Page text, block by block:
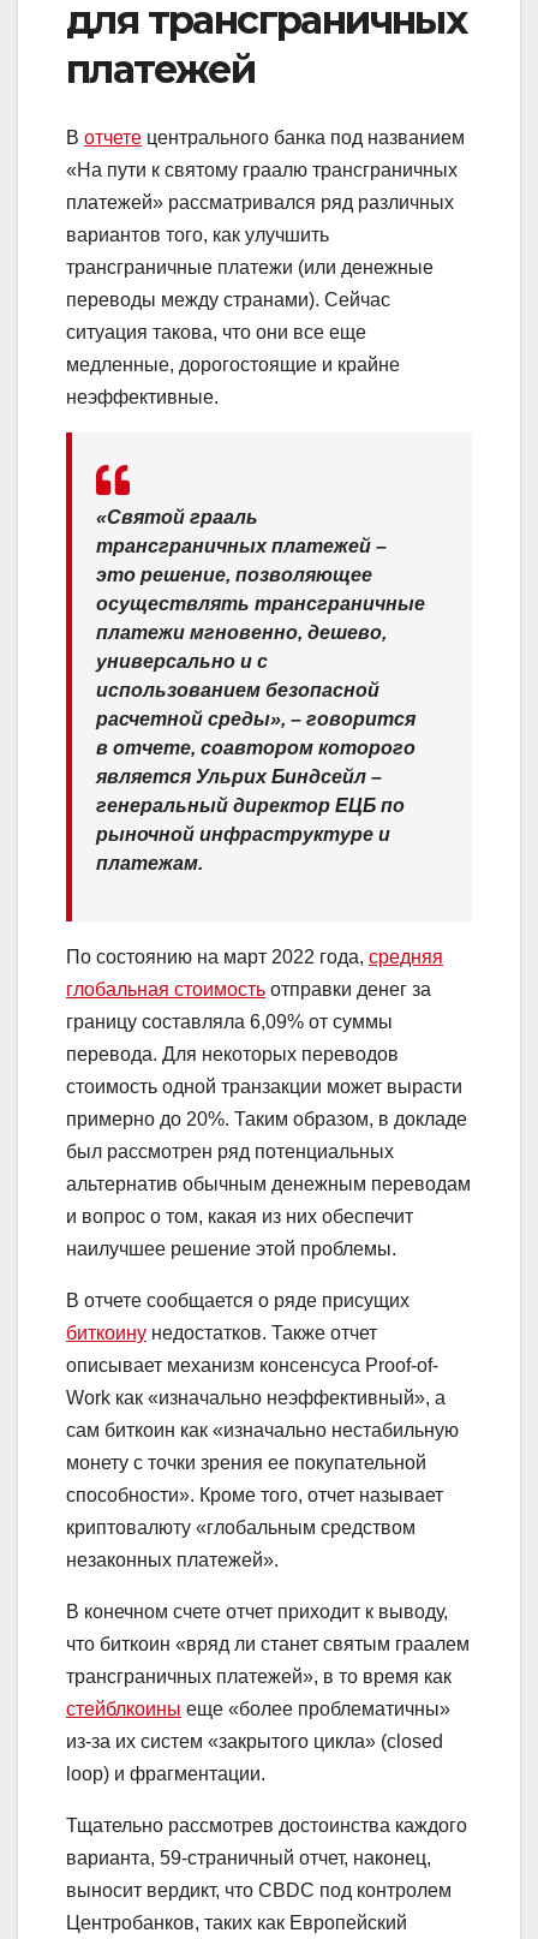
для трансграничных
платежей
В отчете центрального банка под названием
«На пути к святому граалю трансграничных
платежей» рассматривался ряд различных
вариантов того, как улучшить
трансграничные платежи (или денежные
переводы между странами). Сейчас
ситуация такова, что они все еще
медленные, дорогостоящие и крайне
неэффективные.
«Святой грааль
трансграничных платежей –
это решение, позволяющее
осуществлять трансграничные
платежи мгновенно, дешево,
универсально и с
использованием безопасной
расчетной среды», – говорится
в отчете, соавтором которого
является Ульрих Биндсейл –
генеральный директор ЕЦБ по
рыночной инфраструктуре и
платежам.
По состоянию на март 2022 года, средняя
глобальная стоимость отправки денег за
границу составляла 6,09% от суммы
перевода. Для некоторых переводов
стоимость одной транзакции может вырасти
примерно до 20%. Таким образом, в докладе
был рассмотрен ряд потенциальных
альтернатив обычным денежным переводам
и вопрос о том, какая из них обеспечит
наилучшее решение этой проблемы.
В отчете сообщается о ряде присущих
биткоину недостатков. Также отчет
описывает механизм консенсуса Proof-of-
Work как «изначально неэффективный», а
сам биткоин как «изначально нестабильную
монету с точки зрения ее покупательной
способности». Кроме того, отчет называет
криптовалюту «глобальным средством
незаконных платежей».
В конечном счете отчет приходит к выводу,
что биткоин «вряд ли станет святым граалем
трансграничных платежей», в то время как
стейблкоины еще «более проблематичны»
из-за их систем «закрытого цикла» (closed
loop) и фрагментации.
Тщательно рассмотрев достоинства каждого
варианта, 59-страничный отчет, наконец,
выносит вердикт, что CBDC под контролем
Центробанков, таких как Европейский